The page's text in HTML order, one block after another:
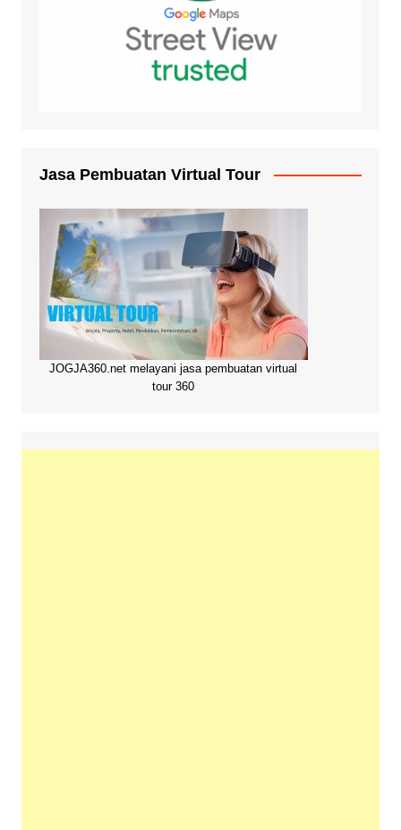
Jasa Pembuatan Virtual Tour
JOGJA360.net melayani jasa pembuatan virtual
tour 360